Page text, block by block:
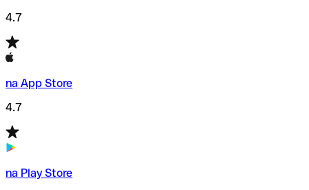
4.7
na App Store
4.7
na Play Store